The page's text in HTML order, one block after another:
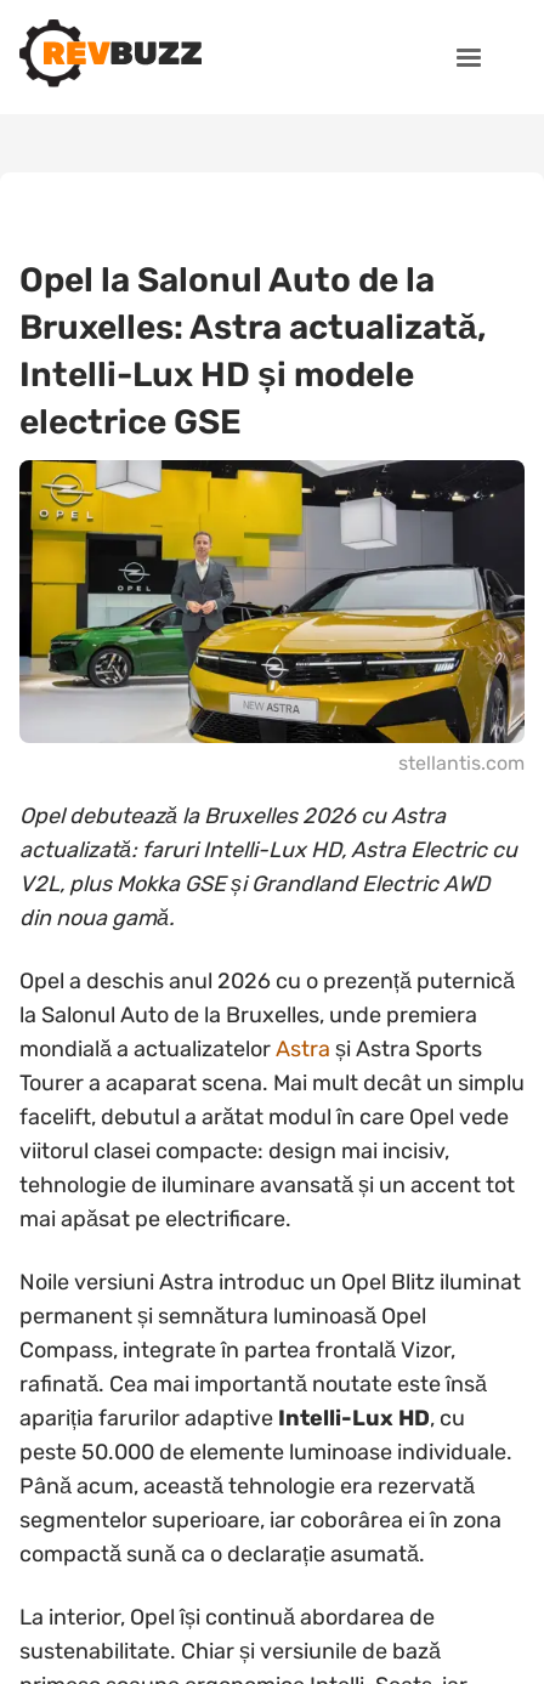
Opel la Salonul Auto de la
Bruxelles: Astra actualizată,
Intelli-Lux HD și modele
electrice GSE
stellantis.com
Opel debutează la Bruxelles 2026 cu Astra
actualizată: faruri Intelli-Lux HD, Astra Electric cu
V2L, plus Mokka GSE și Grandland Electric AWD
din noua gamă.
Opel a deschis anul 2026 cu o prezență puternică
la Salonul Auto de la Bruxelles, unde premiera
mondială a actualizatelorAstra și Astra Sports
Tourer a acaparat scena. Mai mult decât un simplu
facelift, debutul a arătat modul în care Opel vede
viitorul clasei compacte: design mai incisiv,
tehnologie de iluminare avansată și un accent tot
mai apăsat pe electrificare.
Noile versiuni Astra introduc un Opel Blitz iluminat
permanent și semnătura luminoasă Opel
Compass, integrate în partea frontală Vizor,
rafinată. Cea mai importantă noutate este însă
apariția farurilor adaptive Intelli-Lux HD, cu
peste 50.000 de elemente luminoase individuale.
Până acum, această tehnologie era rezervată
segmentelor superioare, iar coborârea ei în zona
compactă sună ca o declarație asumată.
La interior, Opel își continuă abordarea de
sustenabilitate. Chiar și versiunile de bază